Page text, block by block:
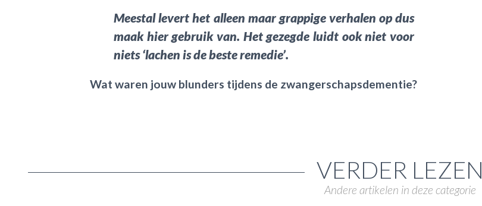
Meestal levert het alleen maar grappige verhalen op dus
maak hier gebruik van. Het gezegde luidt ook niet voor
niets ‘lachen is de beste remedie’.
Wat waren jouw blunders tijdens de zwangerschapsdementie?
VERDER LEZEN
Andere artikelen in deze categorie